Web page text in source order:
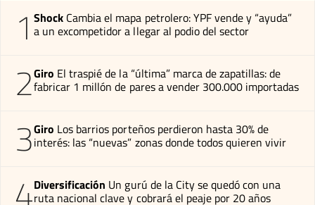
1 Shock Cambia el mapa petrolero: YPF vende y “ayuda”
a un excompetidor a llegar al podio del sector
2Giro El traspié de la “última” marca de zapatillas: de
fabricar 1 millón de pares a vender 300.000 importadas
3Giro Los barrios porteños perdieron hasta 30% de
interés: las “nuevas” zonas donde todos quieren vivir
4Diversificación Un gurú de la City se quedó con una
ruta nacional clave y cobrará el peaje por 20 años